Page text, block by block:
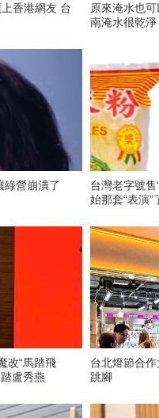
上香港網友 台
原來淹水也
南淹水很乾
綠營崩潰了
台灣老字號售
始那套“表演”
改“馬踏飛
盧秀燕
台北燈節合
跳腳